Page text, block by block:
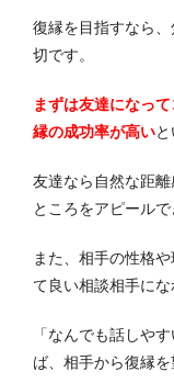
復縁を目指すなら
切です。
まずは友達になっ
縁の成功率が高い
友達なら自然な距
ところをアピールで
また、相手の性格
て良い相談相手にな
「なんでも話しや
ば、相手から復縁